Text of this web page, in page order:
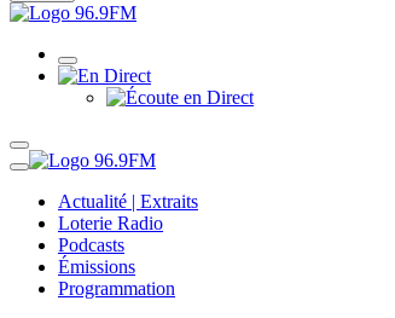
Actualité | Extraits
Loterie Radio
Podcasts
Émissions
Programmation